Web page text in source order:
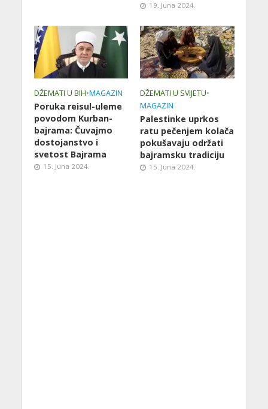
19. Juna 2024.
DŽEMATI U BIH•MAGAZIN
Poruka reisul-uleme
povodom Kurban-
bajrama: Čuvajmo
dostojanstvo i
svetost Bajrama
15. Juna 2024.
DŽEMATI U SVIJETU•
MAGAZIN
Palestinke uprkos
ratu pečenjem kolača
pokušavaju održati
bajramsku tradiciju
15. Juna 2024.